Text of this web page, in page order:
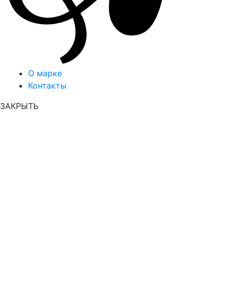
О марке
Контакты
ЗАКРЫТЬ